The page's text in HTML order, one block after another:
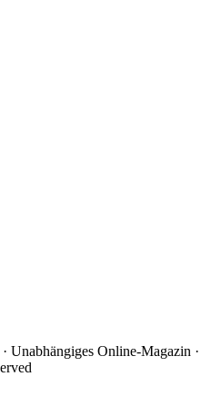
Unabhängiges Online-Magazin ·